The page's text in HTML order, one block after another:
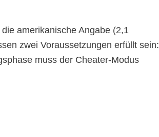
amerikanische Angabe (2,1
zwei Voraussetzungen erfüllt sein:
muss der Cheater-Modus